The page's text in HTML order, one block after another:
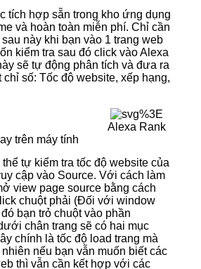
tích hợp sẵn trong kho ứng dụng
và hoàn toàn miễn phí. Chỉ cần
này khi bạn vào 1 trang web
kiểm tra sau đó click vào Alexa
sẽ tự động phân tích và đưa ra
số: Tốc độ website, xếp hạng,
Alexa Rank
trên máy tính
tự kiểm tra tốc độ website của
cập vào Source. Với cách làm
view page source bằng cách
chuột phải (Đối với window
bạn trỏ chuột vào phần
chân trang sẽ có hai mục
chính là tốc độ load trang mà
nhiên nếu bạn vẫn muốn biết các
thì vẫn cần kết hợp với các